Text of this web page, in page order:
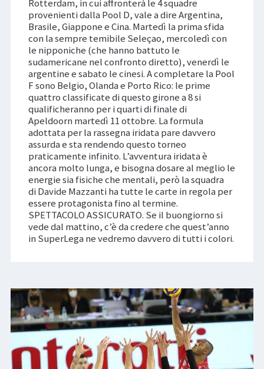
Rotterdam, in cui affronterà le 4 squadre
provenienti dalla Pool D, vale a dire Argentina,
Brasile, Giappone e Cina. Martedì la prima sfida
con la sempre temibile Seleçao, mercoledì con
le nipponiche (che hanno battuto le
sudamericane nel confronto diretto), venerdì le
argentine e sabato le cinesi. A completare la Pool
F sono Belgio, Olanda e Porto Rico: le prime
quattro classificate di questo girone a 8 si
qualificheranno per i quarti di finale di
Apeldoorn martedì 11 ottobre. La formula
adottata per la rassegna iridata pare davvero
assurda e sta rendendo questo torneo
praticamente infinito. L’avventura iridata è
ancora molto lunga, e bisogna dosare al meglio le
energie sia fisiche che mentali, però la squadra
di Davide Mazzanti ha tutte le carte in regola per
essere protagonista fino al termine.
SPETTACOLO ASSICURATO. Se il buongiorno si
vede dal mattino, c’è da credere che quest’anno
in SuperLega ne vedremo davvero di tutti i colori.